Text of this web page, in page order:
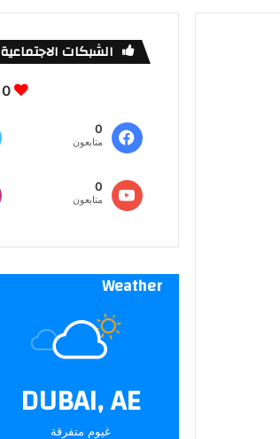
المظلمعشوائيشات تشات
الشبكات الاجتماعية
0
0
متابعون
0
متابعون
Weather
DUBAI, AE
غيوم متفرقة